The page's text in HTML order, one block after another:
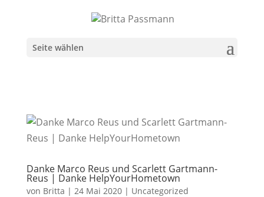
Seite wählen
Danke Marco Reus und Scarlett Gartmann-
Reus | Danke HelpYourHometown
von Britta | 24 Mai 2020| Uncategorized